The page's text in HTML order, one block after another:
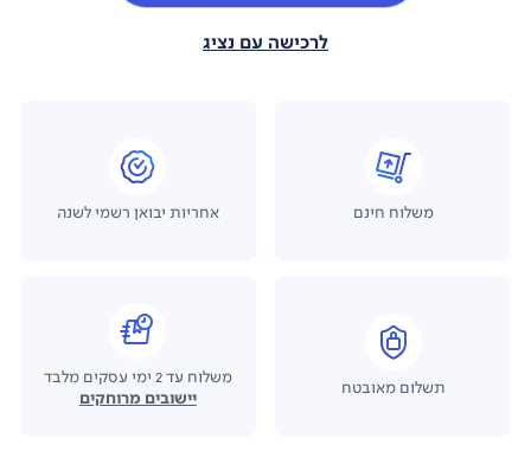
לרכישה עם נציג
משלוח חינם אחריות יבואן רשמי לשנה
תשלום מאובטח
משלוח עד 2 ימי עסקים מלבד
יישובים מרוחקים